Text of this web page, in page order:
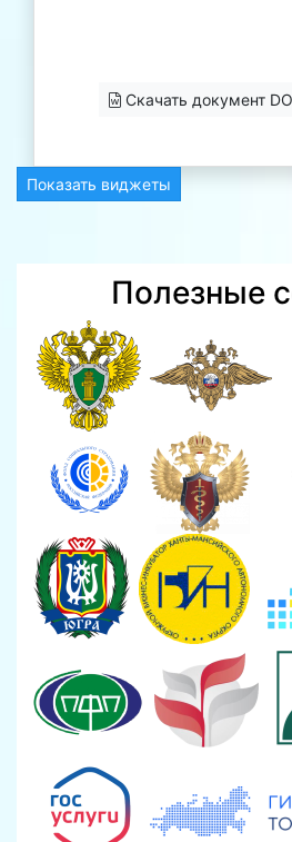
Скачать документ
Показать виджеты
Полезные